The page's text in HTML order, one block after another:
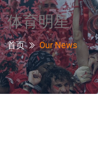
体育明星
首页 Our News